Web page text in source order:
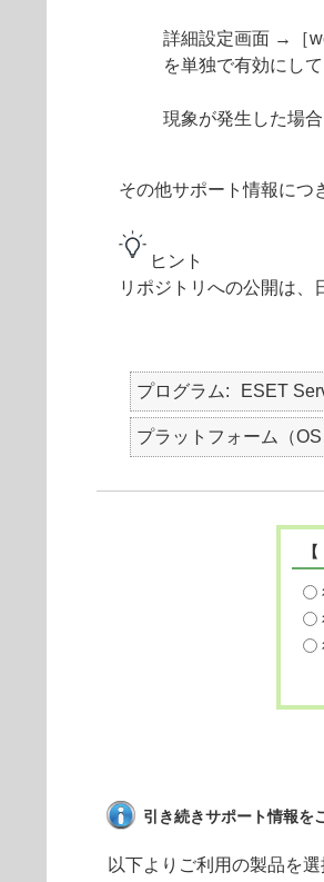
詳細設定画面 →［
を単独で有効にし
現象が発生した場
その他サポート情報につ
ヒント
リポジトリへの公開は、
プログラム ESET
プラットフォーム（OS
引き続きサポート情報を
以下よりご利用の製品を